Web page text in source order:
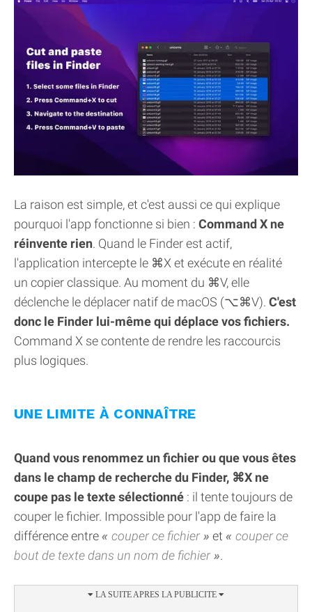
La raison est simple, et c'est aussi ce qui explique
pourquoi l'app fonctionne si bien : Command X ne
réinvente rien. Quand le Finder est actif,
l'application intercepte le ⌘X et exécute en réalité
un copier classique. Au moment du ⌘V, elle
déclenche le déplacer natif de macOS (⌥⌘V). C'est
donc le Finder lui-même qui déplace vos fichiers.
Command X se contente de rendre les raccourcis
plus logiques.
UNE LIMITE À CONNAÎTRE
Quand vous renommez un fichier ou que vous êtes
dans le champ de recherche du Finder, ⌘X ne
coupe pas le texte sélectionné : il tente toujours de
couper le fichier. Impossible pour l'app de faire la
différence entre
couper ce fichier et
couper ce
bout de texte dans un nom de fichier
.